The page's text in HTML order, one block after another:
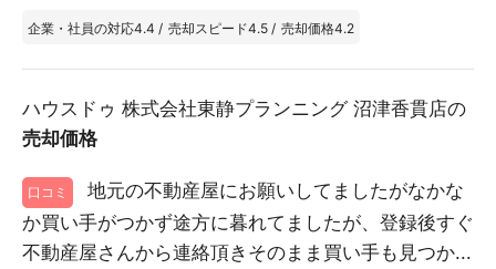
企業・社員の対応4.4 / 売却スピード4.5 / 売却価格4.2
ハウスドゥ 株式会社東静プランニング 沼津香貫店の
売却価格
口コミ
地元の不動産屋にお願いしてましたがなかな
か買い手がつかず途方に暮れてましたが、登録後すぐ
不動産屋さんから連絡頂きそのまま買い手も見つか...